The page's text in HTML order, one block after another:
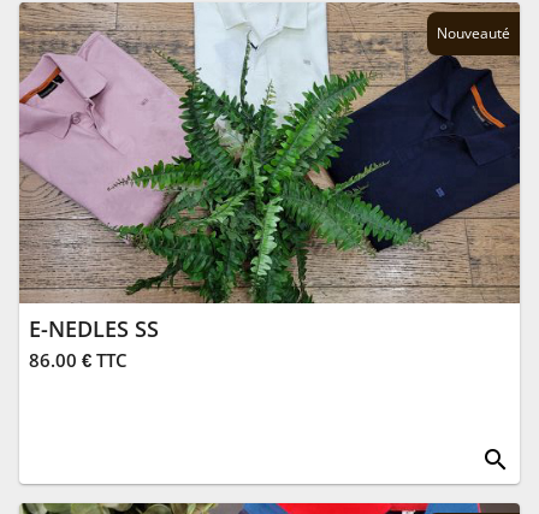
Nouveauté
E-NEDLES SS
86.00 € TTC
search